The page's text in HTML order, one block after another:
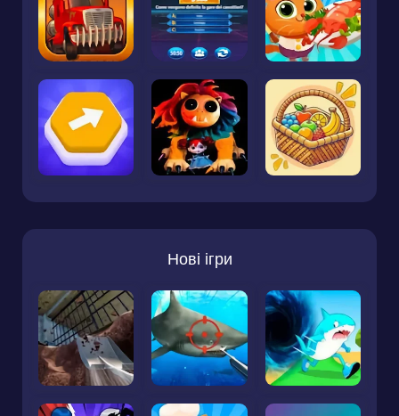
Нові ігри